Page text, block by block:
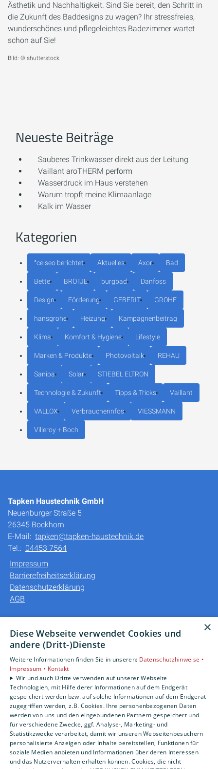
Ästhetik und Nachhaltigkeit. Sind Sie bereit, den Schritt in
die Zukunft des Baddesigns zu wagen? Ihr stressfreies,
wunderschönes und pflegeleichtes Badezimmer wartet
schon auf Sie!
Bild: © shutterstock
Neueste Beiträge
Sauberes Trinkwasser direkt aus der Leitung
Vaillant aroTHERM perform
Wasserdruck im Haus verstehen
Warum tropft meine Klimaanlage
Kalk im Wasser
Kategorien
°celseo berichtet Aktuelles Axor Bad
Bette BRÖTJE burgbad Danfoss
Design Förderung GEBERIT GROHE
hansgrohe Heizung Kampagnenbeitrag
Klima Komfort & Hygiene Lifestyle
Marken & Produkte Photovoltaik REHAU
Sanipa Solar STIEBEL ELTRON
Technologie & Zukunft Tipps & Tricks Vaillant
VALLOX Verbraucherinfos VIESSMANN
Villeroy + Boch
Tapken Haustechnik GmbH
Neuenburger Straße 5
26345 Bockhorn
E-Mail: tapken@tapken-haustechnik.de
Tel.: 04453 7564
Impressum
Barrierefreiheitserklärung
Datenschutzerklärung
AGB
Privatkunden
Gewerbekunden
Karriere
Unternehmen
Kontakt
×
Diese Webseite verwendet Cookies und
andere (Dritt-)Dienste
Weitere Informationen finden Sie in unseren: Datenschutzhinweise •
Impressum • Kontakt
Wir und auch Dritte verwenden auf unserer Webseite
Technologien, mit Hilfe derer Informationen auf dem Endgerät
gespeichert werden bzw. auf solche Informationen auf dem Endgerät
zugegriffen werden, z.B. Cookies. Ihre personenbezogenen Daten
werden von uns und den eingebundenen Partnern gespeichert und
für verschiedene Zwecke, ggf. Analyse-, Marketing- und
Statistikzwecke verarbeitet, damit wir unseren Webseitenbesuchern
personalisierte Anzeigen oder Inhalte bereitstellen, Funktionen für
soziale Medien anbieten und Informationen über deren Interessen
und das Nutzerverhalten erhalten können. Cookies, die nicht